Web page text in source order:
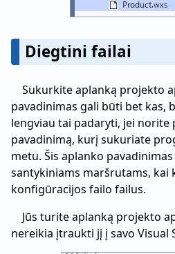
Diegtini failai
Sukurkite aplanką projekto
pavadinimas gali būti bet kas,
lengviau tai padaryti, jei norite
pavadinimą, kurį sukuriate
metu. Šis aplanko
santykiniams maršrutams, kai
konfigūracijos failo failus.
Jūs turite aplanką projekto
nereikia įtraukti jį į savo Visual